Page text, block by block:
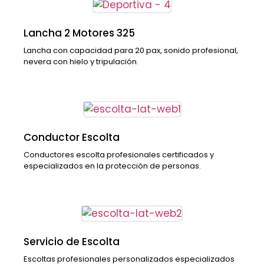
Lancha 2 Motores 325
Lancha con capacidad para 20 pax, sonido profesional,
nevera con hielo y tripulación.
Conductor Escolta
Conductores escolta profesionales certificados y
especializados en la protección de personas.
Servicio de Escolta
Escoltas profesionales personalizados especializados